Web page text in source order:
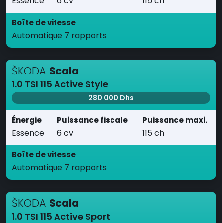
Boîte de vitesse
Automatique 7 rapports
ŠKODA Scala
1.0 TSI 115 Active Style
280 000 Dhs
Énergie
Essence
Puissance fiscale
6 cv
Puissance maxi.
115 ch
Boîte de vitesse
Automatique 7 rapports
ŠKODA Scala
1.0 TSI 115 Active Sport